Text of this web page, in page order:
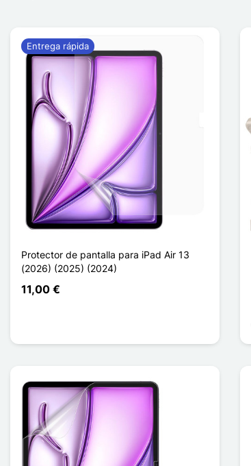
Protector de pantalla para iPad Air 13
(2026) (2025) (2024)
11,00 €
Entrega rápida